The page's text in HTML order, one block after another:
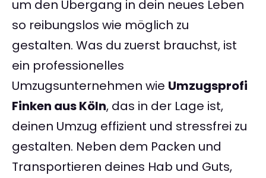
um den Übergang in dein neues Leben
so reibungslos wie möglich zu
gestalten. Was du zuerst brauchst, ist
ein professionelles
Umzugsunternehmen wie Umzugsprofi
Finken aus Köln, das in der Lage ist,
deinen Umzug effizient und stressfrei zu
gestalten. Neben dem Packen und
Transportieren deines Hab und Guts,